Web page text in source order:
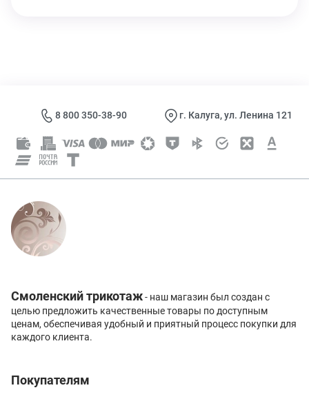
8 800 350-38-90 г. Калуга, ул. Ленина 121
Смоленский трикотаж- наш магазин был создан с
целью предложить качественные товары по доступным
ценам, обеспечивая удобный и приятный процесс покупки для
каждого клиента.
Покупателям